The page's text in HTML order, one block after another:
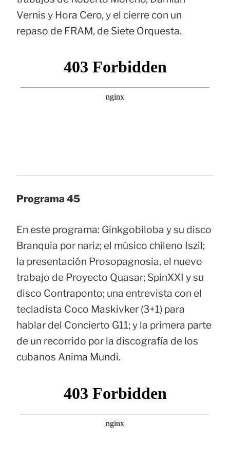
Vernis y Hora Cero, y el cierre con un
repaso de FRAM, de Siete Orquesta.
Programa 45
En este programa: Ginkgobiloba y su disco
Branquia por nariz; el músico chileno Iszil;
la presentación Prosopagnosia, el nuevo
trabajo de Proyecto Quasar; SpinXXI y su
disco Contraponto; una entrevista con el
tecladista Coco Maskivker (3+1) para
hablar del Concierto G11; y la primera parte
de un recorrido por la discografía de los
cubanos Anima Mundi.